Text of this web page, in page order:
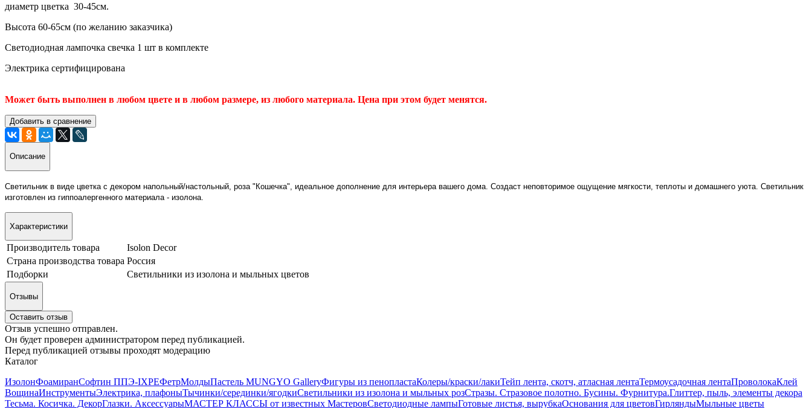
диаметр цветка 30-45см.
Высота 60-65см (по желанию заказчика)
Светодиодная лампочка свечка 1 шт в комплекте
Электрика сертифицирована
Может быть выполнен в любом цвете и в любом размере, из любого материала. Цена при этом будет менятся.
Добавить в сравнение
Описание
Светильник в виде цветка с декором напольный/настольный, роза "Кошечка", идеальное дополнение для интерьера вашего дома. Создаст неповторимое ощущение мягкости, теплоты и домашнего уюта. Светильник
изготовлен из гиппоалергенного материала - изолона.
Характеристики
Производитель товара
Isolon Decor
Страна производства товара Россия
Подборки
Светильники из изолона и мыльных цветов
Отзывы
Оставить отзыв
Отзыв успешно отправлен.
Он будет проверен администратором перед публикацией.
Перед публикацией отзывы проходят модерацию
Каталог
ИзолонФоамиранСофтин ППЭ-IXPEФетрМолдыПастель MUNGYO GalleryФигуры из пенопластаКолеры/краски/лакиТейп лента, скотч, атласная лентаТермоусадочная лентаПроволокаКлей
ВощинаИнструментыЭлектрика, плафоныТычинки/серединки/ягодкиСветильники из изолона и мыльных розСтразы. Стразовое полотно. Бусины. Фурнитура.Глиттер, пыль, элементы декора
Тесьма. Косичка. ДекорГлазки. АксессуарыМАСТЕР КЛАССЫ от известных МастеровСветодиодные лампыГотовые листья, вырубкаОснования для цветовГирляндыМыльные цветы